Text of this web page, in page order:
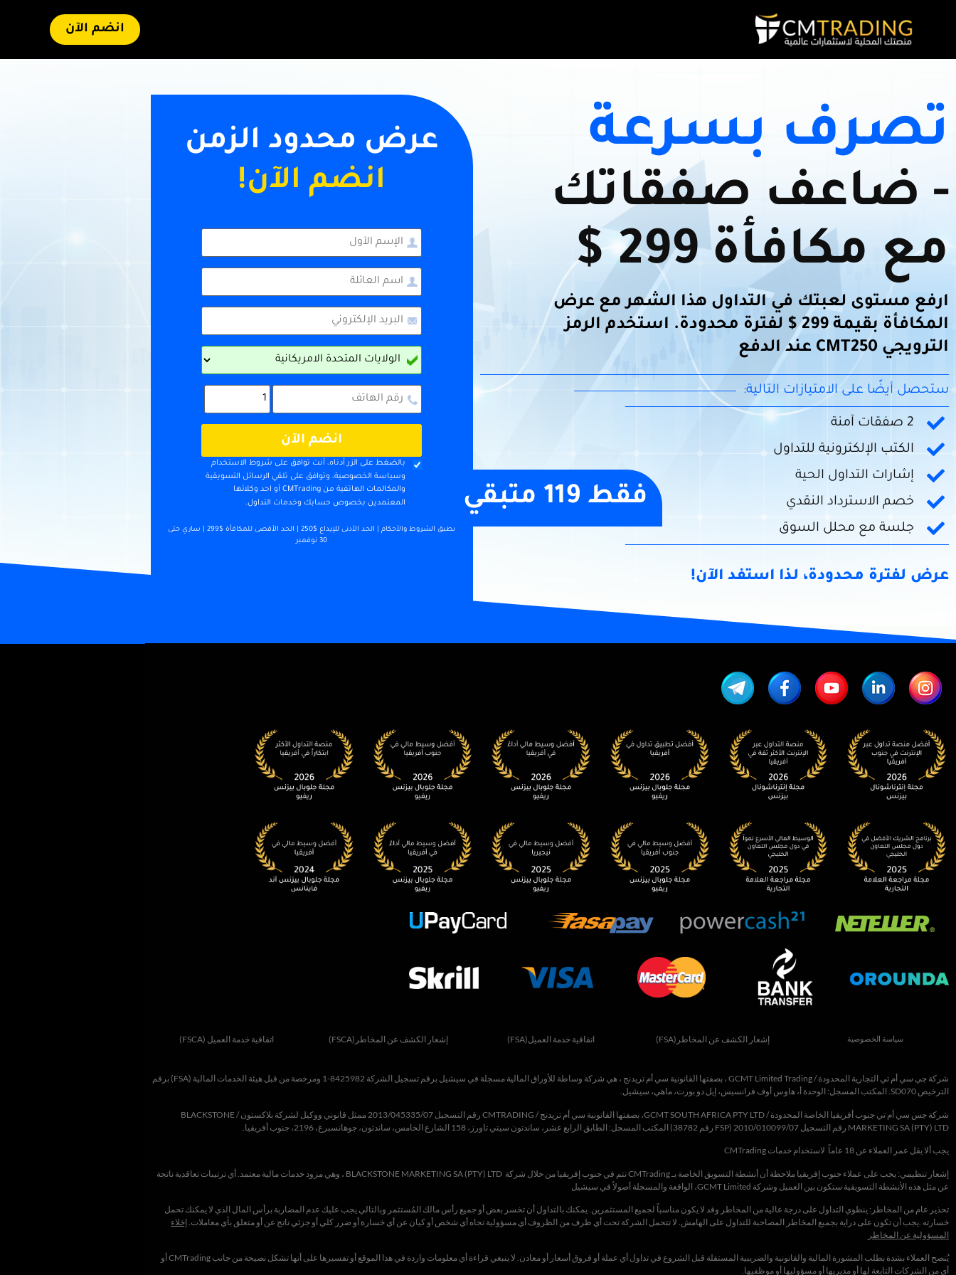
انضم الآن
تصرف بسرعة
- ضاعف صفقاتك
مع مكافأة 299 $
ارفع مستوى لعبتك في التداول هذا الشهر مع عرض
المكافأة بقيمة 299 $ لفترة محدودة. استخدم الرمز
الترويجي CMT250 عند الدفع
فقط 119
ستحصل أيضًا على الامتيازات التالية:
2 صفقات آمنة
الكتب الإلكترونية للتداول
إشارات التداول الحية
خصم الاسترداد النقدي
جلسة مع محلل السوق
عرض لفترة محدودة، لذا استفد الآن!
عرض محدود الزمن
انضم الآن!
انضم الآن
بالضغط على الزر أدناه، أنت توافق على شروط الاستخدام
وسياسة الخصوصية، وتوافق على تلقي الرسائل التسويقية
والمكالمات الهاتفية من CMTrading أو احد وكلائها
المعتمدين بخصوص حسابك وخدمات التداول.
تطبق الشروط والأحكام | الحد الأدنى للإيداع $250 | الحد الأقصى للمكافأة $299 | ساري حتى
30 نوفمبر
سياسة الخصوصية إشعار الكشف عن المخاطر(FSA) اتفاقية خدمة العميل(FSA) إشعار الكشف عن المخاطر(FSCA) اتفاقية خدمة العميل (FSCA)
شركة جي سي أم تي التجارية المحدودة/
GCMT Limited Trading ، بصفتها القانونية سي أم تريدنج ، هي شركة وساطة للأوراق المالية مسجلة في سيشيل برقم تسجيل الشركة 8425982-1 ومرخصة من قبل هيئة الخدمات المالية ( FSA) برقم
الترخيص SD070. المكتب المسجل: الوحدة أ، هاوس أوف فرانسيس، إيل دو بورت، ماهي، سيشيل.
شركة جس سي أم تي جنوب أفريقيا الخاصة المحدودة / GCMT SOUTH AFRICA PTY LTD ، بصفتها القانونية سي أم تريدنج/
CMTRADING رقم التسجيل 2013/045335/07 ممثل قانوني ووكيل لشركة بلاكستون/
BLACKSTONE
MARKETING SA (PTY) LTD رقم التسجيل 2010/010099/07 ( FSP رقم 38782) المكتب المسجل: الطابق الرابع عشر، ساندتون سيتي تاورز ، 158 الشارع الخامس، ساندتون، جوهانسبرغ، 2196، جنوب أفريقيا.
يجب ألا يقل عمر العملاء عن 18 عاماً لاستخدام خدمات CMTrading
إشعار تنظيمي: يجب على عملاء جنوب إفريقيا ملاحظة أن أنشطة التسويق الخاصة بـ CMTrading تتم في جنوب إفريقيا من خلال شركة BLACKSTONE MARKETING SA (PTY) LTD ، وهي مزود خدمات مالية معتمد. أي ترتيبات تعاقدية ناتجة
عن مثل هذه الأنشطة التسويقية ستكون بين العميل وشركة GCMT Limited، الواقعة والمسجلة أصولاً في سيشيل
تحذير عام من المخاطر: ينطوي التداول على درجة عالية من المخاطر وقد لا يكون مناسباً لجميع المستثمرين. يمكنك بالتداول أن تخسر بعض أو جميع رأس مالك المُستثمر وبالتالي يجب عليك عدم المضاربة برأس المال الذي لا يمكنك تحمل
خسارته .يجب أن تكون على دراية بجميع المخاطر المصاحبة للتداول على الهامش. لا تتحمل الشركة تحت أي ظرف من الظروف أي مسؤولية تجاه أي شخص أو كيان عن أي خسارة أو ضرر كلي أو جزئي ناتج عن أو متعلق بأي معاملات. إخلاء
المسؤولية عن المخاطر
يُنصح العملاء بشدة بطلب المشورة المالية والقانونية والضريبية المستقلة قبل الشروع في تداول أي عملة أو فروق أسعار أو معادن. لا ينبغي قراءة أي معلومات واردة في هذا الموقع أو تفسيرها على أنها تشكل نصيحة من جانب CMTrading أو
أي من الشركات التابعة لها أو مديريها أو مسؤوليها أو موظفيها.